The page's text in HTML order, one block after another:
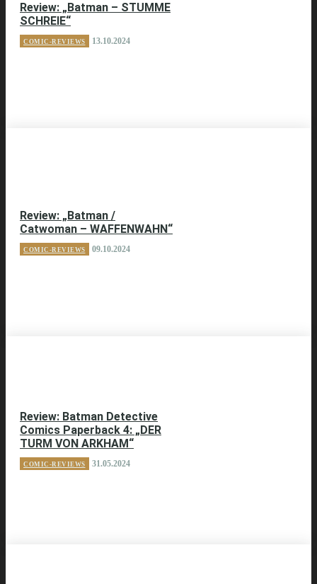
Review: „Batman – STUMME
SCHREIE“
COMIC-REVIEWS 13.10.2024
Review: „Batman /
Catwoman – WAFFENWAHN“
COMIC-REVIEWS 09.10.2024
Review: Batman Detective
Comics Paperback 4: „DER
TURM VON ARKHAM“
COMIC-REVIEWS 31.05.2024